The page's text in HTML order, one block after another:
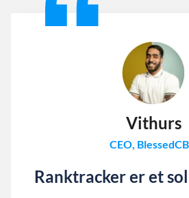
Vithurs
CEO,
Ranktracker er et